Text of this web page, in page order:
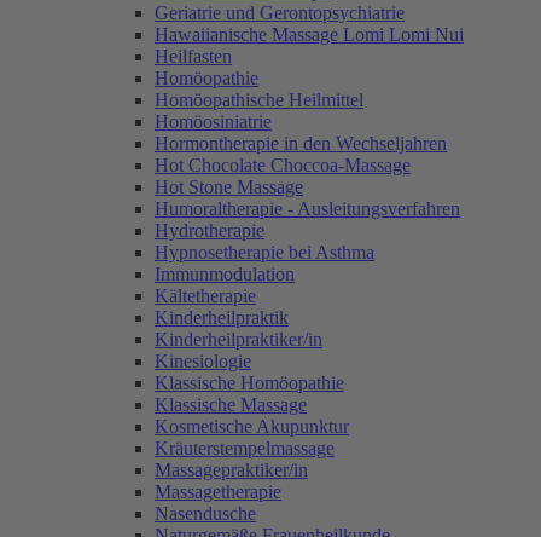
Geriatrie und Gerontopsychiatrie
Hawaiianische Massage Lomi Lomi Nui
Heilfasten
Homöopathie
Homöopathische Heilmittel
Homöosiniatrie
Hormontherapie in den Wechseljahren
Hot Chocolate Choccoa-Massage
Hot Stone Massage
Humoraltherapie - Ausleitungsverfahren
Hydrotherapie
Hypnosetherapie bei Asthma
Immunmodulation
Kältetherapie
Kinderheilpraktik
Kinderheilpraktiker/in
Kinesiologie
Klassische Homöopathie
Klassische Massage
Kosmetische Akupunktur
Kräuterstempelmassage
Massagepraktiker/in
Massagetherapie
Nasendusche